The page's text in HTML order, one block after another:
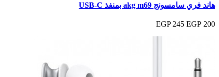
هاند فري سامسونج akg m69 بمنفذ USB‑C
200 EGP
245 EGP